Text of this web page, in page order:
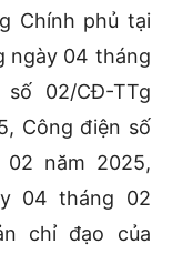
Chính phủ tại
ngày 04 tháng
02/CĐ-TTg
Công điện số
02 năm 2025,
04 tháng 02
chỉ đạo của